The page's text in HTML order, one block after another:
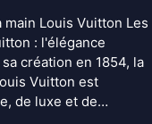
Louis Vuitton Les
: l'élégance
création en 1854, la
Vuitton est
de luxe et de…